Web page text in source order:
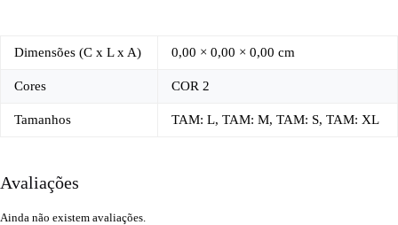
Dimensões (C x L x A) 0,00 × 0,00 × 0,00 cm
Cores COR 2
Tamanhos TAM: L, TAM: M, TAM: S, TAM: XL
Avaliações
Ainda não existem avaliações.